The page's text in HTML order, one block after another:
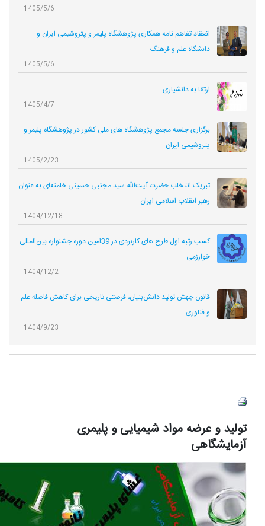
1405/5/6
انعقاد تفاهم نامه همکاری‌ پژوهشگاه پلیمر و پتروشیمی ایران و
دانشگاه علم و فرهنگ
1405/5/6
ارتقا به دانشیاری
1405/4/7
برگزاری جلسه مجمع پژوهشگاه های ملی کشور در پژوهشگاه پلیمر و
پتروشیمی ایران
1405/2/23
تبریک انتخاب حضرت آیت‌الله سید مجتبی حسینی خامنه‌ای به عنوان
رهبر انقلاب اسلامی ایران
1404/12/18
کسب رتبه اول طرح های کاربردی در 39امین دوره جشنواره بین‌المللی
خوارزمی
1404/12/2
قانون جهش تولید دانش‌بنیان، فرصتی تاریخی برای کاهش فاصله علم
و فناوری
1404/9/23
تولید و عرضه مواد شیمیایی و پلیمری
آزمایشگاهی